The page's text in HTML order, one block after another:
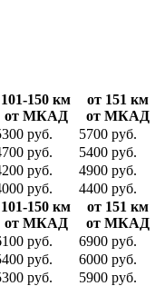
101-150 км
от МКАД
от 151 км
от МКАД
руб.
5700 руб.
руб.
5400 руб.
руб.
4900 руб.
руб.
4400 руб.
101-150 км
от МКАД
от 151 км
от МКАД
руб.
6900 руб.
руб.
6000 руб.
руб.
5900 руб.